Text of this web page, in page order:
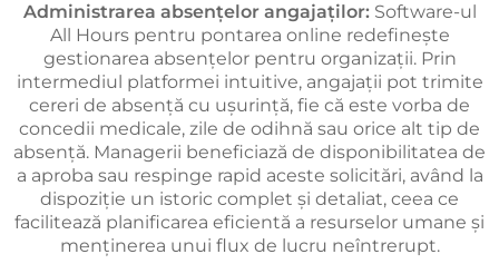
Administrarea absențelor angajaților:Software-ul
All Hours pentru pontarea online redefinește
gestionarea absențelor pentru organizații. Prin
intermediul platformei intuitive, angajații pot trimite
cereri de absență cu ușurință, fie că este vorba de
concedii medicale, zile de odihnă sau orice alt tip de
absență. Managerii beneficiază de disponibilitatea de
a aproba sau respinge rapid aceste solicitări, având la
dispoziție un istoric complet și detaliat, ceea ce
facilitează planificarea eficientă a resurselor umane și
menținerea unui flux de lucru neîntrerupt.